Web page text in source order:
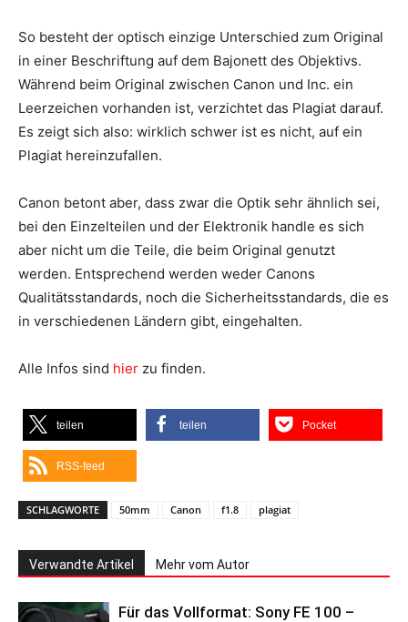
So besteht der optisch einzige Unterschied zum Original
in einer Beschriftung auf dem Bajonett des Objektivs.
Während beim Original zwischen Canon und Inc. ein
Leerzeichen vorhanden ist, verzichtet das Plagiat darauf.
Es zeigt sich also: wirklich schwer ist es nicht, auf ein
Plagiat hereinzufallen.
Canon betont aber, dass zwar die Optik sehr ähnlich sei,
bei den Einzelteilen und der Elektronik handle es sich
aber nicht um die Teile, die beim Original genutzt
werden. Entsprechend werden weder Canons
Qualitätsstandards, noch die Sicherheitsstandards, die es
in verschiedenen Ländern gibt, eingehalten.
Alle Infos sind hier zu finden.
teilen teilen Pocket
RSS-feed
SCHLAGWORTE 50mm Canon f1.8 plagiat
Verwandte Artikel Mehr vom Autor
Für das Vollformat: Sony FE 100 –